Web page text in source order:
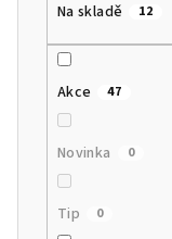
Na skladě 12
Akce 47
Novinka 0
Tip 0